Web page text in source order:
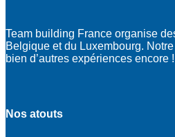
Team building France organise
Belgique et du Luxembourg.
bien d’autres expériences encore !
Nos atouts